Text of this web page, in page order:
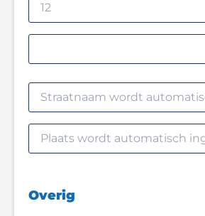
Overig